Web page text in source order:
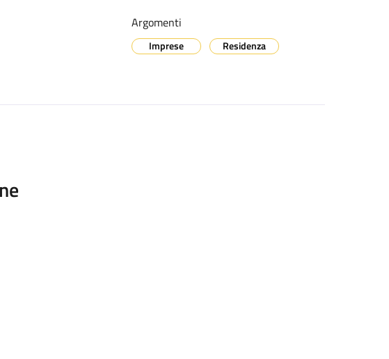
Argomenti
Imprese Residenza